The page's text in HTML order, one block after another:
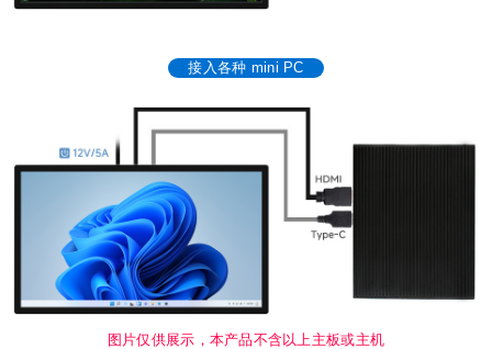
接入各种 mini PC
图片仅供展示，本产品不含以上主板或主机